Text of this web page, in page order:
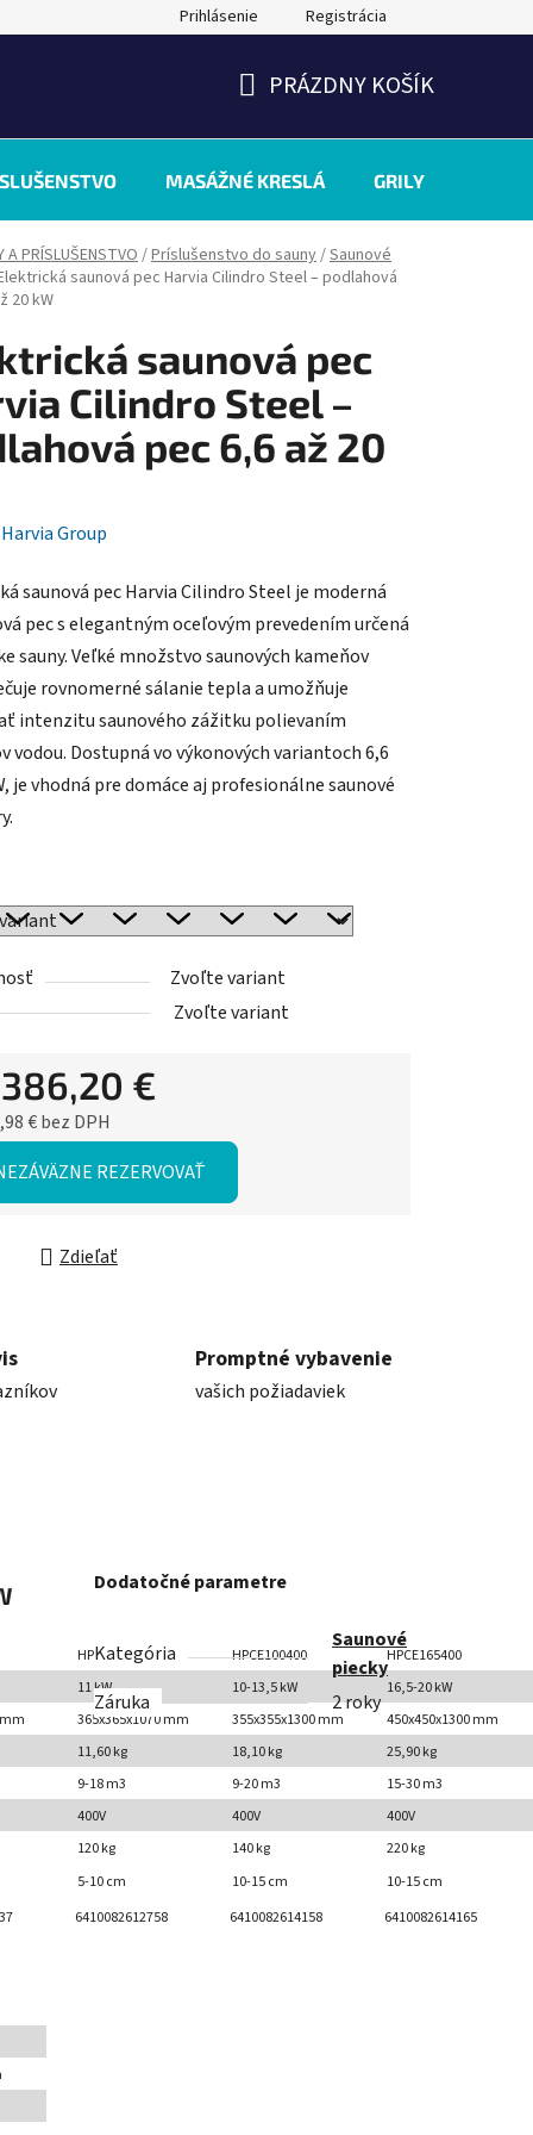
Prihlásenie Registrácia
KOŠÍK
PRÁZDNY KOŠÍK
MASÁŽNÉ KRESLÁ GRILY
A PRÍSLUŠENSTVO /Príslušenstvo do sauny/Saunové
saunová pec Harvia Cilindro Steel – podlahová
20 kW
saunová pec
Cilindro Steel –
pec 6,6 až 20
Harvia Group
saunová pec Harvia Cilindro Steel je moderná
pec s elegantným oceľovým prevedením určená
sauny. Veľké množstvo saunových kameňov
rovnomerné sálanie tepla a umožňuje
intenzitu saunového zážitku polievaním
vodou. Dostupná vo výkonových variantoch 6,6
je vhodná pre domáce aj profesionálne saunové
Zvoľte variant
Zvoľte variant
386,20 €
€bez DPH
cena: REZERVOVAŤ
Zdieľať
Promptné vybavenie
vašich požiadaviek
HPCE1104 HPCE100400
HPCE165400
11 kW
10-13,5 kW
16,5-20 kW
365x365x1070 mm 355x355x1300 mm
450x450x1300 mm
11,60 kg
18,10 kg
25,90 kg
9-18 m3
9-20 m3
15-30 m3
400V
400V
400V
120 kg
140 kg
220 kg
5-10 cm
10-15 cm
10-15 cm
6410082612758 6410082614158 6410082614165
Dodatočné parametre
Kategória
Saunové
piecky
Záruka
2 roky